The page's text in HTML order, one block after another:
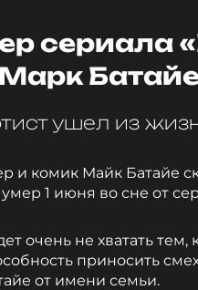
сериала
ушел из
и комик Майк Батайе
1 июня во сне от
очень не хватать тем,
приносить
от имени семьи.